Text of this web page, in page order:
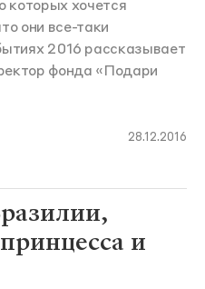
которых хочется
они все-таки
2016 рассказывает
фонда «Подари
28.12.2016
и